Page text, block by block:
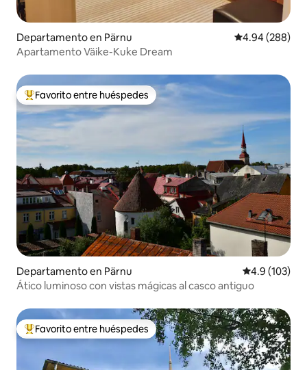
Departamento en Pärnu Calificación
4.94 (288)
Apartamento Väike-Kuke Dream
De los mejores en Favorito entre huéspedes
Favorito entre huéspedes
Departamento en Pärnu Calificación
4.9 (103)
Ático luminoso con vistas mágicas al casco antiguo
De los mejores en Favorito entre huéspedes
Favorito entre huéspedes